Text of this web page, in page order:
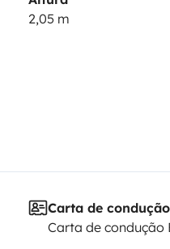
2,05 m
Carta de condução
Carta de condução